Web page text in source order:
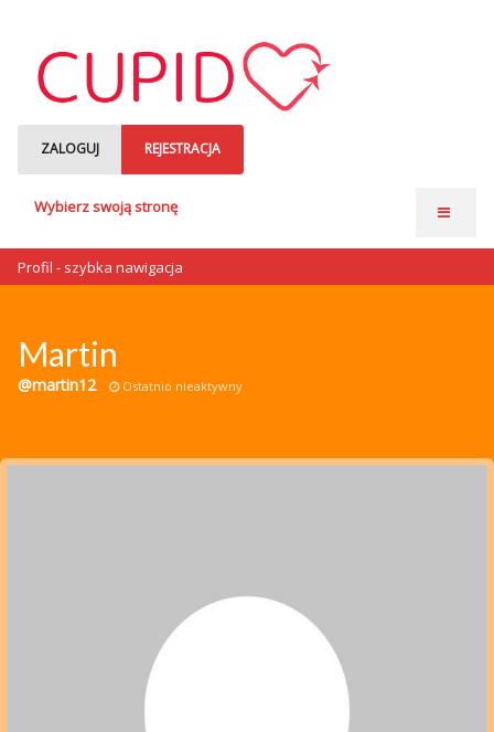
ZALOGUJ REJESTRACJA
Wybierz swoją stronę
o nas
Profil - szybka nawigacja
Martin
@martin12 Ostatnio nieaktywny